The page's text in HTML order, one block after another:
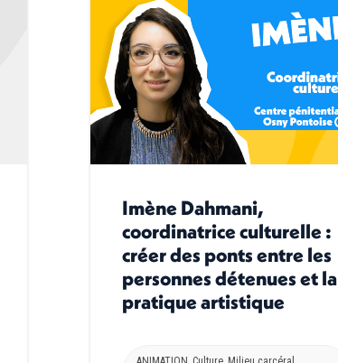
Imène Dahmani,
coordinatrice culturelle :
créer des ponts entre les
personnes détenues et la
pratique artistique